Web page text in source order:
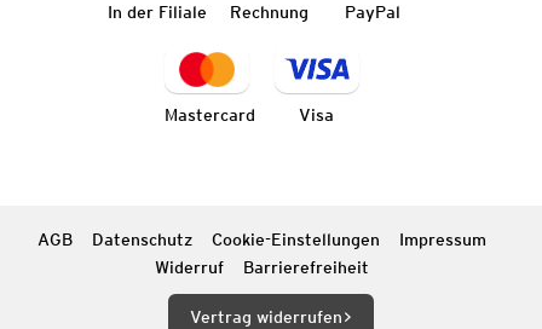
In der Filiale Rechnung PayPal
Mastercard Visa
AGB Datenschutz Cookie-Einstellungen
Impressum
Widerruf
Barrierefreiheit
Vertrag widerrufen